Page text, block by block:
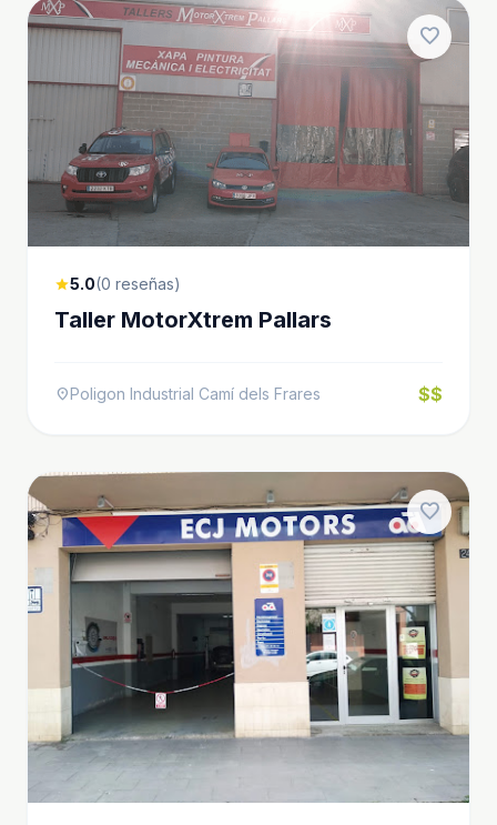
favorite
star5.0(0 reseñas)
Taller MotorXtrem Pallars
location_onPoligon Industrial Camí dels Frares $$
favorite